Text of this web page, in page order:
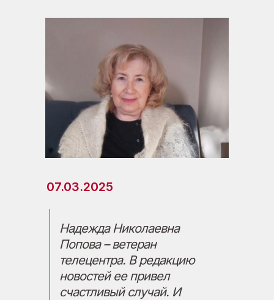
Надежда Николаевна
Попова – ветеран
телецентра. В редакцию
новостей ее привел
счастливый случай. И
07.03.2025